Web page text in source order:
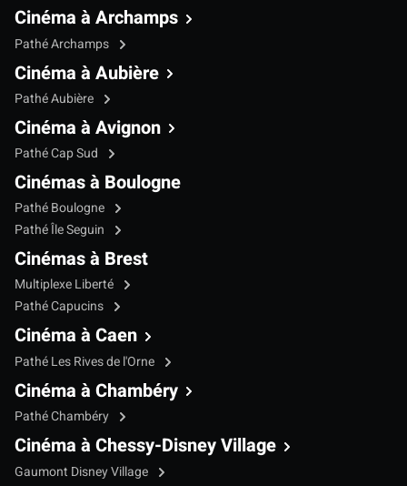
Cinéma à Archamps
Pathé Archamps
Cinéma à Aubière
Pathé Aubière
Cinéma à Avignon
Pathé Cap Sud
Cinémas à Boulogne
Pathé Boulogne
Pathé Île Seguin
Cinémas à Brest
Multiplexe Liberté
Pathé Capucins
Cinéma à Caen
Pathé Les Rives de l'Orne
Cinéma à Chambéry
Pathé Chambéry
Cinéma à Chessy-Disney Village
Gaumont Disney Village